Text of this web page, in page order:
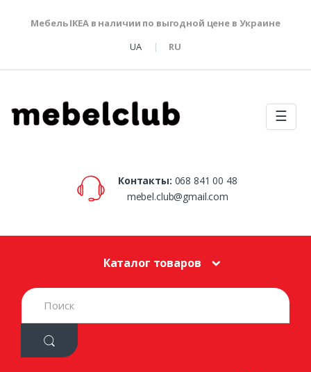
Мебель IKEA в наличии по выгодной цене в Украине
UA
RU
☰
Контакты: 068 841 00 48
mebel.club@gmail.com
Каталог товаров
S
e
h